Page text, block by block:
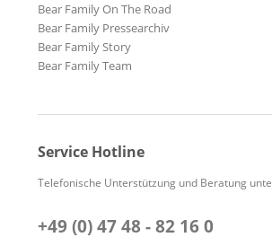
Bear Family On The Road
Bear Family Pressearchiv
Bear Family Story
Bear Family Team
Service Hotline
Telefonische Unterstützung und Beratung
+49 (0) 47 48 - 82 16 0